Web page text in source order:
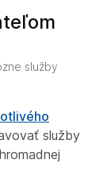
služby
služby